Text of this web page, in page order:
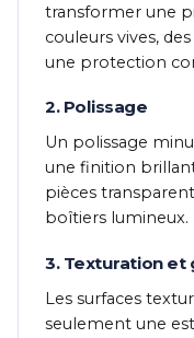
transformer une
couleurs vives,
une protection
2. Polissage
Un polissage
une finition
pièces
boîtiers lumineux.
3. Texturation et
Les surfaces
seulement une